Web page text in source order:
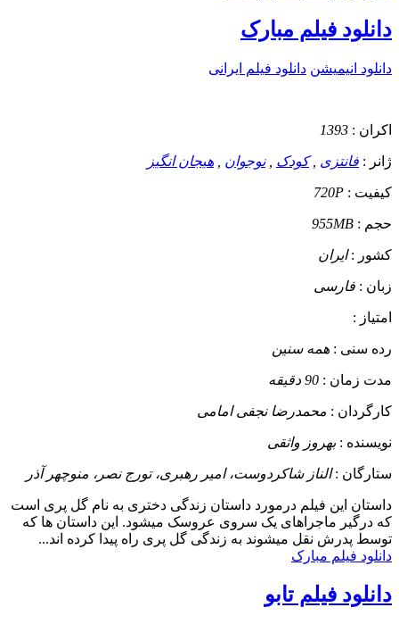
دانلود فیلم مبارک
دانلود انیمیشن دانلود فیلم ایرانی
اکران : 1393
ژانر : فانتزی ,کودک ,نوجوان هیجان انگیز
کیفیت : 720P
حجم : 955MB
کشور :ایران
زبان : فارسی
امتیاز :
رده سنی : همه سنین
مدت زمان : 90 دقیقه
کارگردان : محمدرضا نجفی امامی
نویسنده :بهروز واثقی
ستارگان :الناز شاکردوست، امیر رهبری، تورج نصر، منوچهر آذر
داستان این فیلم درمورد داستان زندگی دختری به نام گل پری است
که درگیر ماجراهای یک سروی عروسک میشود. این داستان ها که
توسط پدرش نقل میشوند به زندگی گل پری راه پیدا کرده اند...
دانلود فیلم مبارک
دانلود فیلم تابو